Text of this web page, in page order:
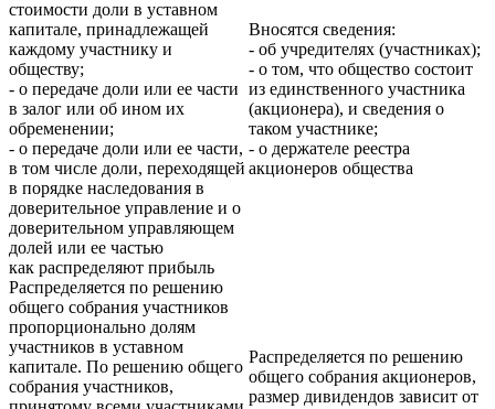
стоимости доли в уставном
капитале, принадлежащей
каждому участнику и
обществу;
- о передаче доли или ее части
в залог или об ином их
обременении;
- о передаче доли или ее части,
в том числе доли, переходящей
в порядке наследования в
доверительное управление и о
доверительном управляющем
долей или ее частью
Вносятся сведения:
- об учредителях (участниках);
- о том, что общество состоит
из единственного участника
(акционера), и сведения о
таком участнике;
- о держателе реестра
акционеров общества
как распределяют прибыль
Распределяется по решению
общего собрания участников
пропорционально долям
участников в уставном
капитале. По решению общего
собрания участников,
Распределяется по решению
общего собрания акционеров,
размер дивидендов зависит от